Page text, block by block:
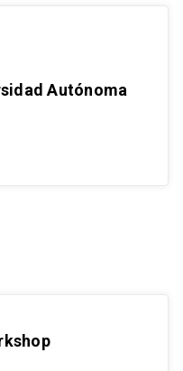
Autónoma